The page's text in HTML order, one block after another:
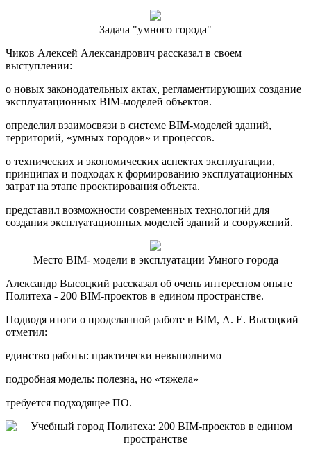
Задача "умного города"
Чиков Алексей Александрович рассказал в своем
выступлении:
о новых законодательных актах, регламентирующих создание
эксплуатационных BIM-моделей объектов.
определил взаимосвязи в системе BIM-моделей зданий,
территорий, «умных городов» и процессов.
о технических и экономических аспектах эксплуатации,
принципах и подходах к формированию эксплуатационных
затрат на этапе проектирования объекта.
представил возможности современных технологий для
создания эксплуатационных моделей зданий и сооружений.
Место BIM- модели в эксплуатации Умного города
Александр Высоцкий рассказал об очень интересном опыте
Политеха - 200 BIM-проектов в едином пространстве.
Подводя итоги о проделанной работе в BIM, А. Е. Высоцкий
отметил:
единство работы: практически невыполнимо
подробная модель: полезна, но «тяжела»
требуется подходящее ПО.